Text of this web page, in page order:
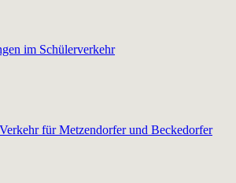
im Schülerverkehr
für Metzendorfer und Beckedorfer